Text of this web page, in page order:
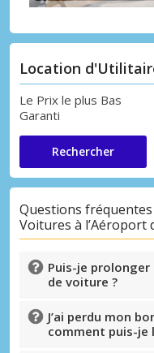
Location
Le Prix le plus Bas
Garanti
Rechercher
Questions
Voitures à l’Aéroport
Puis-je
de voiture ?
J’ai perdu mon
comment puis-je